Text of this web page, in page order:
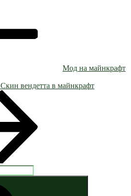
Мод на майнкрафт
Скин вендетта в майнкрафт